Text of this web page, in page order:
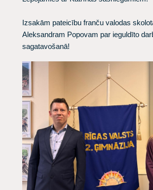
Izsakām pateicību franču valodas
Aleksandram Popovam par ieguldīto
sagatavošanā!